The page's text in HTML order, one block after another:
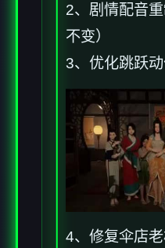
2、剧情配音
不变）
3、优化跳跃
4、修复伞店